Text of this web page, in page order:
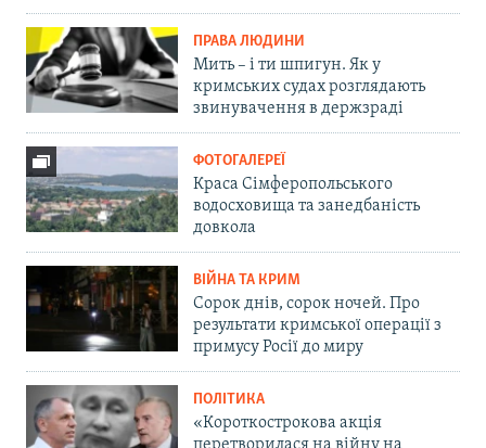
ПРАВА ЛЮДИНИ
Мить – і ти шпигун. Як у
кримських судах розглядають
звинувачення в держзраді
ФОТОГАЛЕРЕЇ
Краса Сімферопольського
водосховища та занедбаність
довкола
ВІЙНА ТА КРИМ
Сорок днів, сорок ночей. Про
результати кримської операції з
примусу Росії до миру
ПОЛІТИКА
«Короткострокова акція